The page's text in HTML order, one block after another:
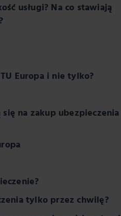
usługi? Na co stawiają
Europa i nie tylko?
na zakup
tylko przez chwilę?